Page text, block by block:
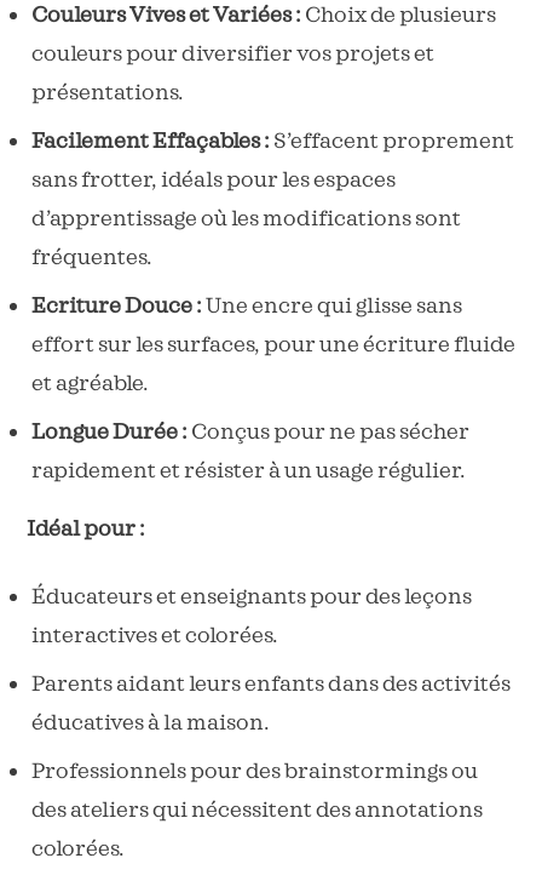
Couleurs Vives et Variées : Choix de plusieurs
couleurs pour diversifier vos projets et
présentations.
Facilement Effaçables : S’effacent proprement
sans frotter, idéals pour les espaces
d’apprentissage où les modifications sont
fréquentes.
Ecriture Douce :Une encre qui glisse sans
effort sur les surfaces, pour une écriture fluide
et agréable.
Longue Durée : Conçus pour ne pas sécher
rapidement et résister à un usage régulier.
Idéal pour :
Éducateurs et enseignants pour des leçons
interactives et colorées.
Parents aidant leurs enfants dans des activités
éducatives à la maison.
Professionnels pour des brainstormings ou
des ateliers qui nécessitent des annotations
colorées.